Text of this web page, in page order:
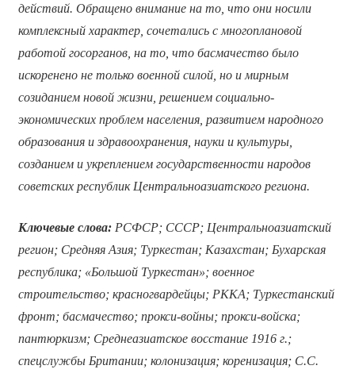
действий. Обращено внимание на то, что они носили
комплексный характер, сочетались с многоплановой
работой госорганов, на то, что басмачество было
искоренено не только военной силой, но и мирным
созиданием новой жизни, решением социально-
экономических проблем населения, развитием народного
образования и здравоохранения, науки и культуры,
созданием и укреплением государственности народов
советских республик Центральноазиатского региона.
Ключевые слова:РСФСР; СССР; Центральноазиатский
регион; Средняя Азия; Туркестан; Казахстан; Бухарская
республика; «Большой Туркестан»; военное
строительство; красногвардейцы; РККА; Туркестанский
фронт; басмачество; прокси-войны; прокси-войска;
пантюркизм; Среднеазиатское восстание 1916 г.;
спецслужбы Британии; колонизация; коренизация; С.С.